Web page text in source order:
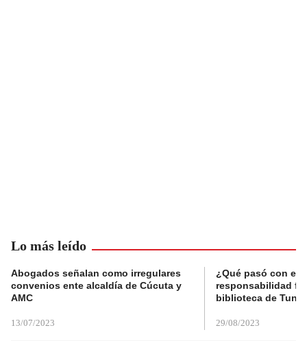
Lo más leído
Abogados señalan como irregulares
convenios ente alcaldía de Cúcuta y
AMC
13/07/2023
¿Qué pasó con el
responsabilidad
biblioteca de
29/08/2023